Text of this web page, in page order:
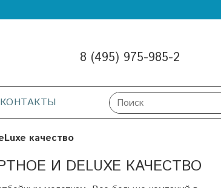
8 (495) 975-985-2
КОНТАКТЫ
качество
И DELUXE КАЧЕСТВО